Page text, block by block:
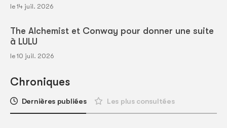
le 14 juil. 2026
The Alchemist et Conway pour donner une suite
à LULU
le 10 juil. 2026
Chroniques
Dernières publiées Les plus consultées